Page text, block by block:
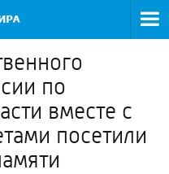
по
вместе с
посетили